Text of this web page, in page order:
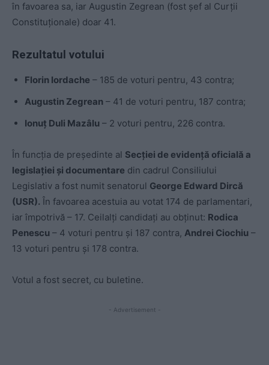
în favoarea sa, iar Augustin Zegrean (fost șef al Curții
Constituționale) doar 41.
Rezultatul votului
Florin Iordache – 185 de voturi pentru, 43 contra;
Augustin Zegrean – 41 de voturi pentru, 187 contra;
Ionuţ Duli Mazâlu – 2 voturi pentru, 226 contra.
În funcţia de preşedinte al Secţiei de evidenţă oficială a
legislaţiei şi documentare din cadrul Consiliului
Legislativ a fost numit senatorul George Edward Dircă
(USR). În favoarea acestuia au votat 174 de parlamentari,
iar împotrivă – 17. Ceilalţi candidaţi au obţinut: Rodica
Penescu – 4 voturi pentru şi 187 contra, Andrei Ciochiu –
13 voturi pentru şi 178 contra.
Votul a fost secret, cu buletine.
- Advertisement -